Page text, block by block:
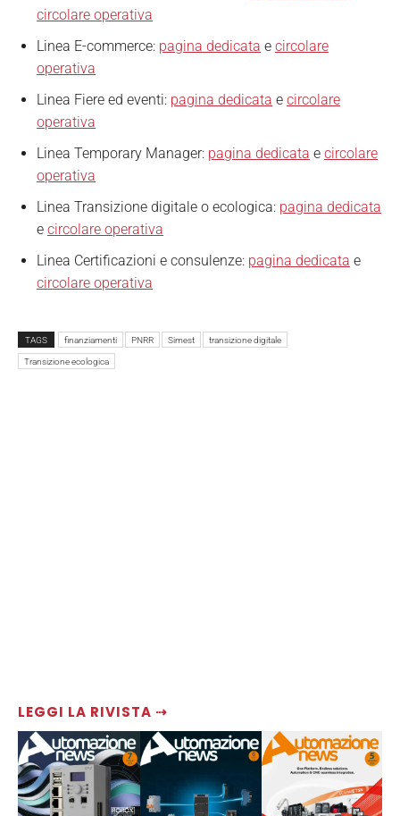
LEGGI LA RIVISTA ⇢
circolare operativa
Linea E-commerce: pagina dedicata e circolare
operativa
Linea Fiere ed eventi: pagina dedicata e circolare
operativa
Linea Temporary Manager: pagina dedicata e circolare
operativa
Linea Transizione digitale o ecologica: pagina dedicata
e circolare operativa
Linea Certificazioni e consulenze: pagina dedicata e
circolare operativa
TAGS finanziamenti PNRR Simest transizione digitale
Transizione ecologica